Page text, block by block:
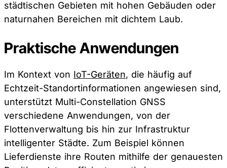
städtischen Gebieten mit hohen Gebäuden oder
naturnahen Bereichen mit dichtem Laub.
Praktische Anwendungen
Im Kontext von IoT-Geräten, die häufig auf
Echtzeit-Standortinformationen angewiesen sind,
unterstützt Multi-Constellation GNSS
verschiedene Anwendungen, von der
Flottenverwaltung bis hin zur Infrastruktur
intelligenter Städte. Zum Beispiel können
Lieferdienste ihre Routen mithilfe der genauesten